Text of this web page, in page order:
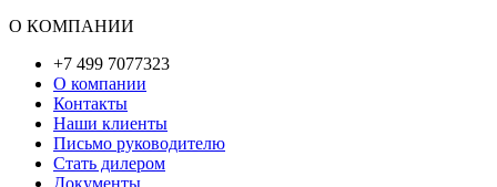
О КОМПАНИИ
+7 499 7077323
О компании
Контакты
Наши клиенты
Письмо руководителю
Стать дилером